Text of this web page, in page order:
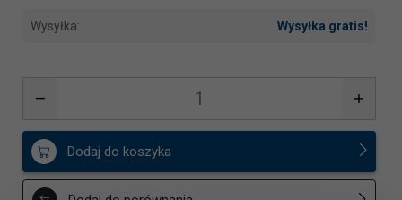
Wysyłka: Wysyłka gratis!
Dodaj do koszyka